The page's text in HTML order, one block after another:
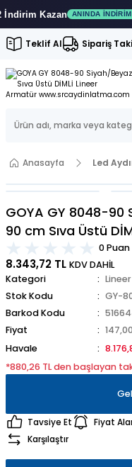
Kazan ANINDA İNDIRIM
Teklif Al Sipariş
Anasayfa Led
GOYA GY 8048-90
90 cm Sıva Üstü
0
8.343,72 TL KDV DAHİL
Kategori
Lineer
Stok Kodu
GY-
Barkod Kodu
Fiyat
Havale
*880,26 TL den başlayan
Tavsiye Et Fiyat
Karşılaştır